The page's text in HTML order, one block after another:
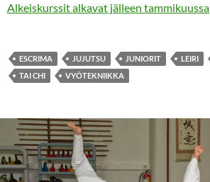
Alkeiskurssit alkavat jälleen tammikuussa
ESCRIMA JUJUTSU JUNIORIT LEIRI
TAI CHI
VYÖTEKNIIKKA